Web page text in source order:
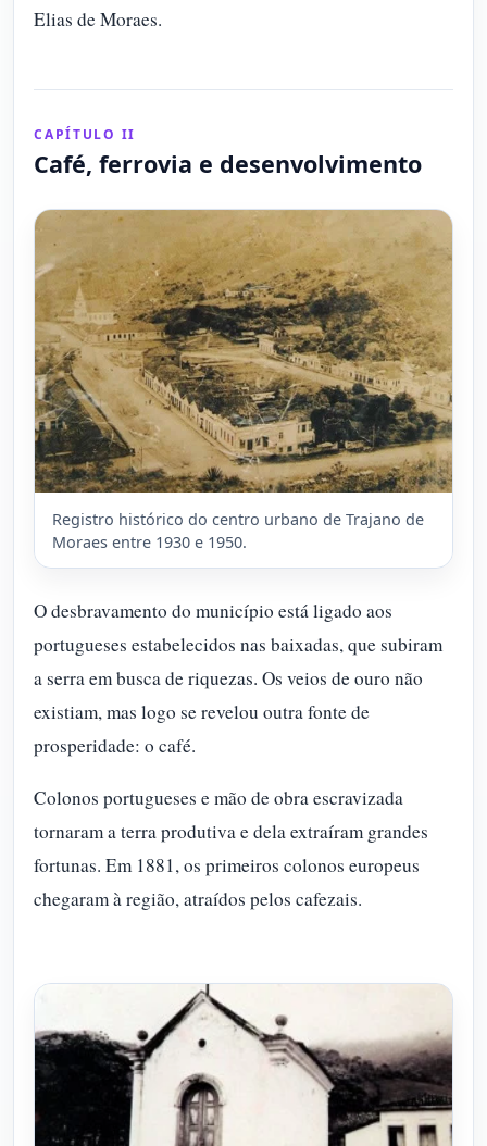
Elias de Moraes.
CAPÍTULO II
Café, ferrovia e desenvolvimento
Registro histórico do centro urbano de Trajano de
Moraes entre 1930 e 1950.
O desbravamento do município está ligado aos
portugueses estabelecidos nas baixadas, que subiram
a serra em busca de riquezas. Os veios de ouro não
existiam, mas logo se revelou outra fonte de
prosperidade: o café.
Colonos portugueses e mão de obra escravizada
tornaram a terra produtiva e dela extraíram grandes
fortunas. Em 1881, os primeiros colonos europeus
chegaram à região, atraídos pelos cafezais.